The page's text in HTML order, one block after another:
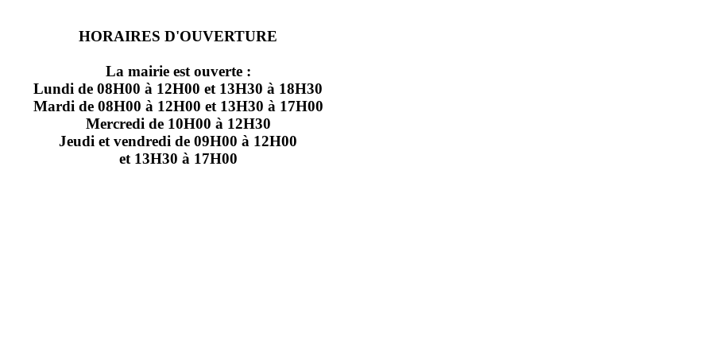
HORAIRES D'OUVERTURE
La mairie est ouverte :
Lundi de 08H00 à 12H00 et 13H30 à 18H30
Mardi de 08H00 à 12H00 et 13H30 à 17H00
Mercredi de 10H00 à 12H30
Jeudi et vendredi de 09H00 à 12H00
et 13H30 à 17H00